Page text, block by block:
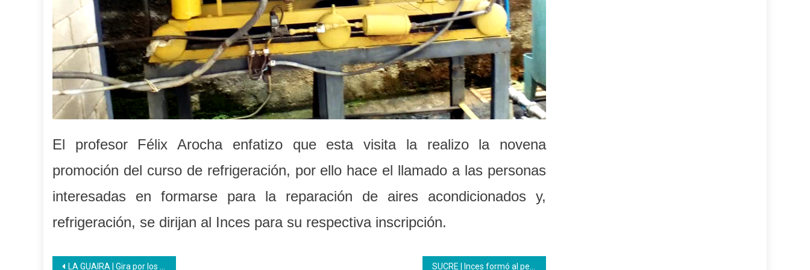
El profesor Félix Arocha enfatizo que esta visita la realizo la novena
promoción del curso de refrigeración, por ello hace el llamado a las personas
interesadas en formarse para la reparación de aires acondicionados y,
refrigeración, se dirijan al Inces para su respectiva inscripción.
LA GUAIRA | Gira por los medios regionales inicia en Radio Vargas 91.3 FM